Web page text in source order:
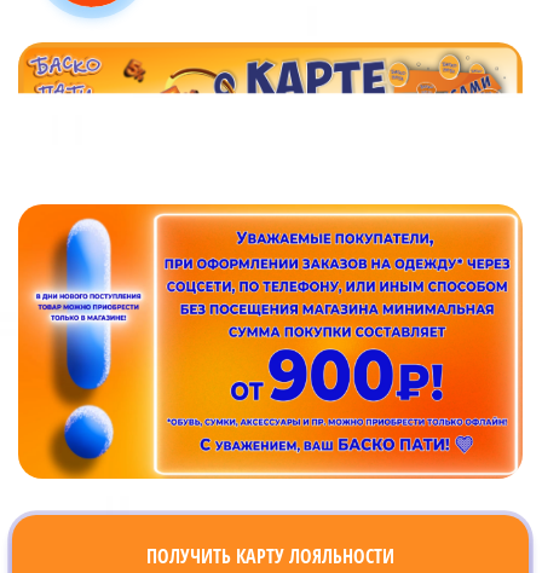
ПОЛУЧИТЬ КАРТУ ЛОЯЛЬНОСТИ